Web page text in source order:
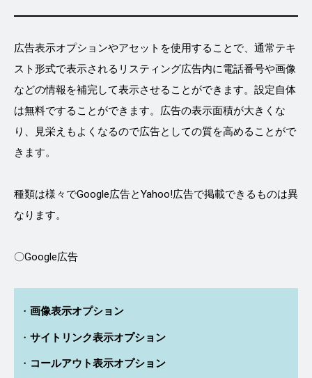
広告表示オプションやアセットを使用することで、通常テキ
スト形式で表示されるリスティング広告内に電話番号や画像
などの情報を補完して表示させることができます。設定自体
は無料ですることができます。広告の表示面積が大きくな
り、見栄えもよくなるので広告としての質を高めることがで
きます。
種類は様々でGoogle広告とYahoo!広告で掲載できるものは異
なります。
〇Google広告
画像表示オプション
サイトリンク表示オプション
コールアウト表示オプション